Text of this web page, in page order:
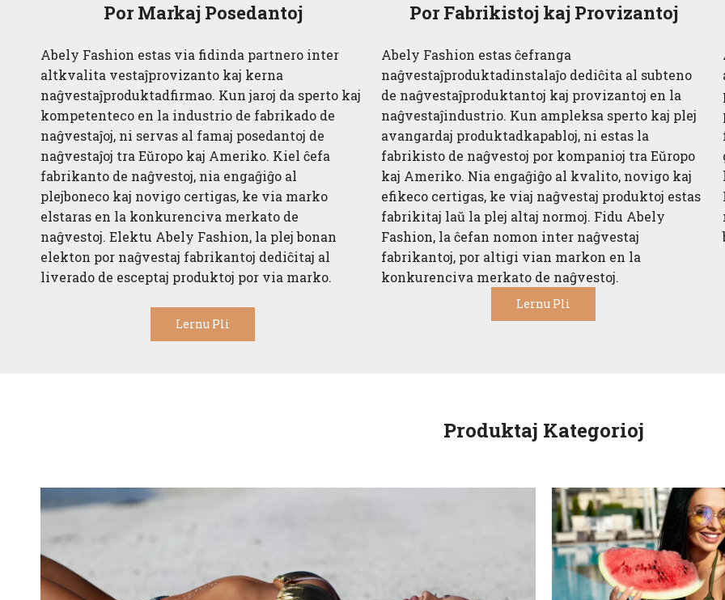
Por Markaj Posedantoj
Abely Fashion estas via fidinda partnero inter
altkvalita vestaĵprovizanto kaj kerna
naĝvestaĵproduktadfirmao. Kun jaroj da sperto kaj
kompetenteco en la industrio de fabrikado de
naĝvestaĵoj, ni servas al famaj posedantoj de
naĝvestaĵoj tra Eŭropo kaj Ameriko. Kiel ĉefa
fabrikanto de naĝvestoj, nia engaĝiĝo al
plejboneco kaj novigo certigas, ke via marko
elstaras en la konkurenciva merkato de
naĝvestoj. Elektu Abely Fashion, la plej bonan
elekton por naĝvestaj fabrikantoj dediĉitaj al
liverado de esceptaj produktoj por via marko.
Lernu Pli
Por Fabrikistoj kaj Provizantoj
Abely Fashion estas ĉefranga
naĝvestaĵproduktadinstalaĵo dediĉita al subteno
de naĝvestaĵproduktantoj kaj provizantoj en la
naĝvestaĵindustrio. Kun ampleksa sperto kaj plej
avangardaj produktadkapabloj, ni estas la
fabrikisto de naĝvestoj por kompanioj tra Eŭropo
kaj Ameriko. Nia engaĝiĝo al kvalito, novigo kaj
efikeco certigas, ke viaj naĝvestaj produktoj estas
fabrikitaj laŭ la plej altaj normoj. Fidu Abely
Fashion, la ĉefan nomon inter naĝvestaj
fabrikantoj, por altigi vian markon en la
konkurenciva merkato de naĝvestoj.
Lernu Pli
Produktaj Kategorioj